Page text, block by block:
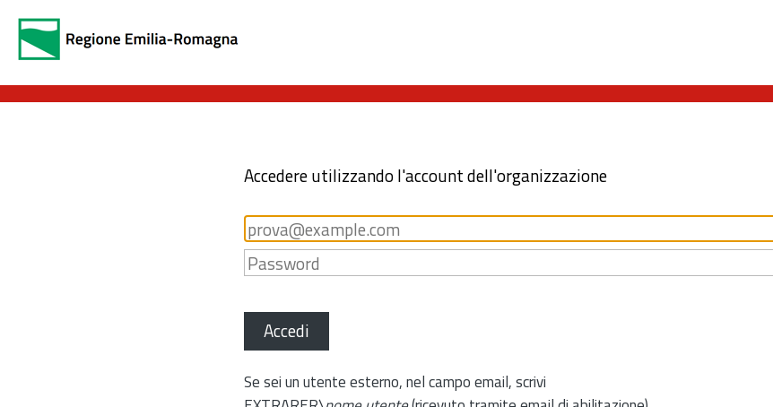
Accedere utilizzando l'account dell'organizzazione
Accedi
Se sei un utente esterno, nel campo email, scrivi